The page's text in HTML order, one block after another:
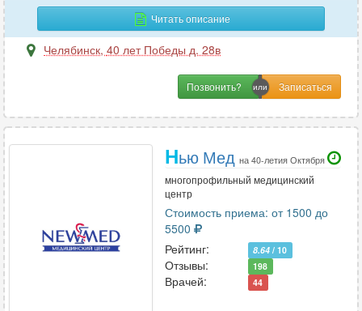
Читать описание
Челябинск, 40 лет Победы д. 28в
Позвонить?
Нью Мед на 40-летия Октября
многопрофильный медицинский
центр
Стоимость приема: от 1500 до
5500
Рейтинг:
8.64 / 10
Отзывы: 198
Врачей: 44